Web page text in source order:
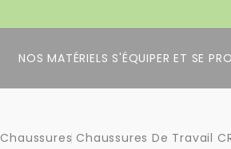
NOS MATÉRIELS S'ÉQUIPER ET SE
Chaussures Chaussures De Travail